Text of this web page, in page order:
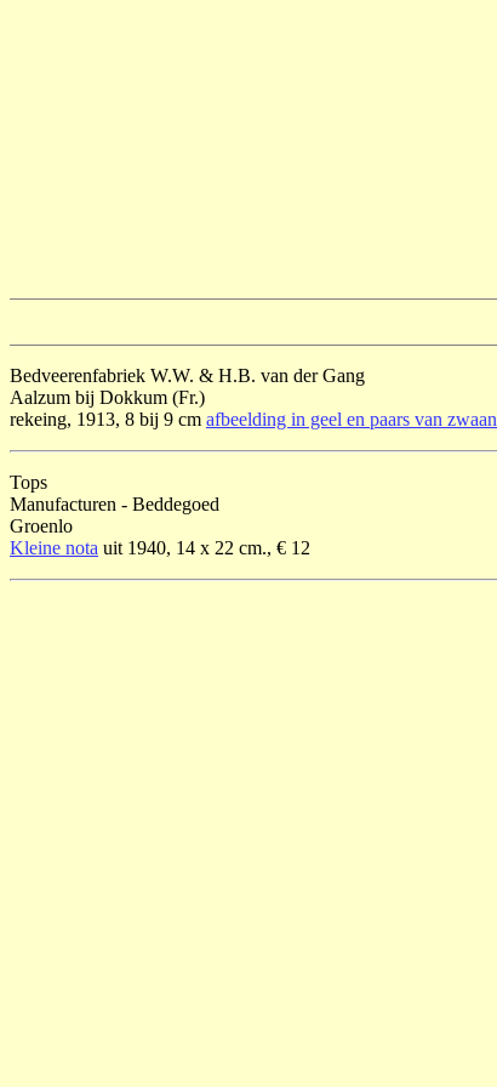
Bedveerenfabriek W.W. & H.B. van der Gang
Aalzum bij Dokkum (Fr.)
rekeing, 1913, 8 bij 9 cm afbeelding in geel en paars van zwaan
Tops
Manufacturen - Beddegoed
Groenlo
Kleine nota uit 1940, 14 x 22 cm., € 12